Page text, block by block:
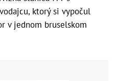
ktorý si vypočul
v jednom bruselskom